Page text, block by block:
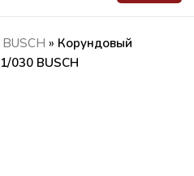
» Корундовый
030 BUSCH